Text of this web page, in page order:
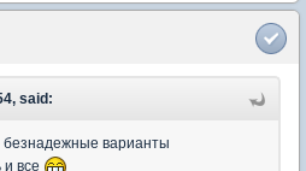
said:
варианты
все